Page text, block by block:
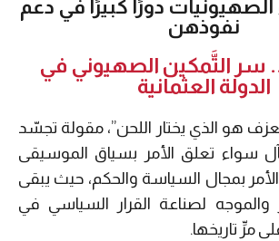
دورًا كبيرًا في دعم
نفوذهن
سر التَّمكين الصهيوني في
الدولة العثمانية
هو الذي يختار اللحن”، مقولة تجسّد
سواء تعلق الأمر بسياق الموسيقى
بمجال السياسة والحكم، حيث يبقى
والموجه لصناعة القرار السياسي في
مرِّ تاريخها.